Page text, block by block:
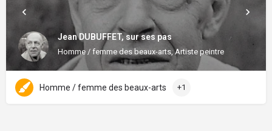
Jean DUBUFFET, sur ses pas
Homme / femme des beaux-arts, Artiste peintre
Homme / femme des beaux-arts +1